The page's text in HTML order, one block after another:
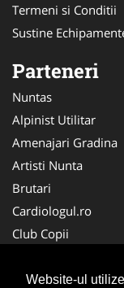
Website-ul
Termeni si Conditii
Sustine
Parteneri
Nuntas
Alpinist Utilitar
Amenajari Gradina
Artisti Nunta
Brutari
Cardiologul.ro
Club Copii
Ambalaje Romania